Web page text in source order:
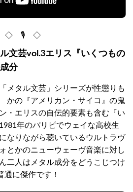
◇ 🎙 ◇
文芸vol.3エリス『いくつもの
分
メタル文芸」シリーズが性懲りも
かの『アメリカン・サイコ』の鬼
・エリスの自伝的要素も含む『い
年のパリピでウェイな高校生
なりながら聴いているウルトラヴ
とかのニューウェーヴ音楽に対し
二人はメタル成分をどうこじつけ
に傑作です！